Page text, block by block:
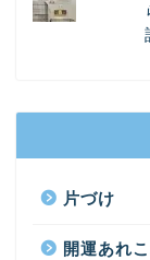
片づけ
開運あれ